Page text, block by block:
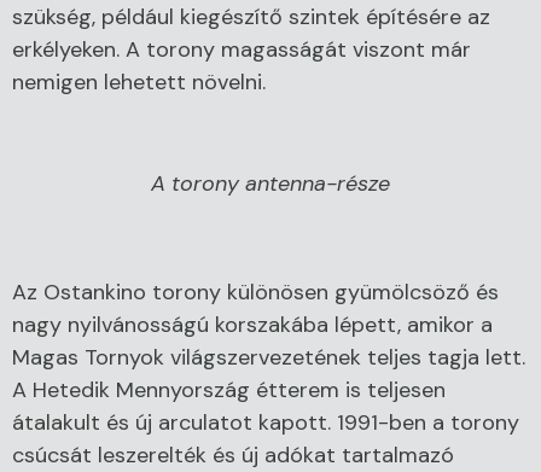
szükség, például kiegészítő szintek építésére az
erkélyeken. A torony magasságát viszont már
nemigen lehetett növelni.
A torony antenna-része
Az Ostankino torony különösen gyümölcsöző és
nagy nyilvánosságú korszakába lépett, amikor a
Magas Tornyok világszervezetének teljes tagja lett.
A Hetedik Mennyország étterem is teljesen
átalakult és új arculatot kapott. 1991-ben a torony
csúcsát leszerelték és új adókat tartalmazó